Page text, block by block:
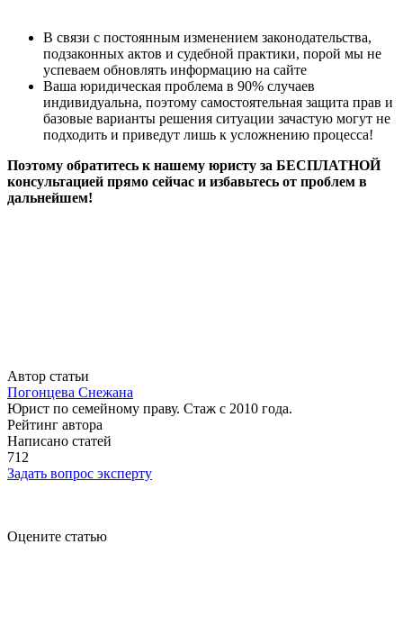
В связи с постоянным изменением законодательства,
подзаконных актов и судебной практики, порой мы не
успеваем обновлять информацию на сайте
Ваша юридическая проблема в 90% случаев
индивидуальна, поэтому самостоятельная защита прав и
базовые варианты решения ситуации зачастую могут не
подходить и приведут лишь к усложнению процесса!
Поэтому обратитесь к нашему юристу за БЕСПЛАТНОЙ
консультацией прямо сейчас и избавьтесь от проблем в
дальнейшем!
Автор статьи
Погонцева Снежана
Юрист по семейному праву. Стаж с 2010 года.
Рейтинг автора
Написано статей
712
Задать вопрос эксперту
Оцените статью